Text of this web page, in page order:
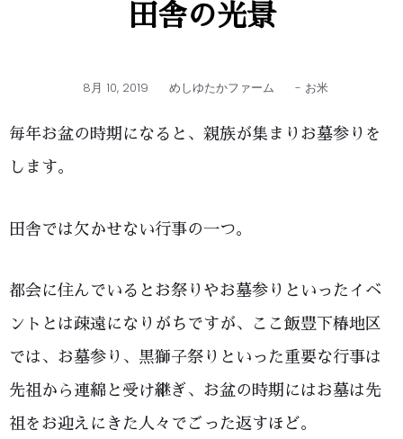
田舎の光景
8月 10, 2019 めしゆたかファーム - お米
毎年お盆の時期になると、親族が集まりお墓参りを
します。
田舎では欠かせない行事の一つ。
都会に住んでいるとお祭りやお墓参りといったイベ
ントとは疎遠になりがちですが、ここ飯豊下椿地区
では、お墓参り、黒獅子祭りといった重要な行事は
先祖から連綿と受け継ぎ、お盆の時期にはお墓は先
祖をお迎えにきた人々でごった返すほど。